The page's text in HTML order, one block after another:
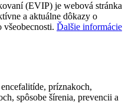
(EVIP) je webová stránka
a aktuálne dôkazy o
Ďalšie informácie
príznakoch,
spôsobe šírenia, prevencii a